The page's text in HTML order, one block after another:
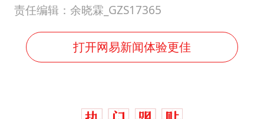
责任编辑：余晓霖_GZS17365
打开网易新闻体验更佳